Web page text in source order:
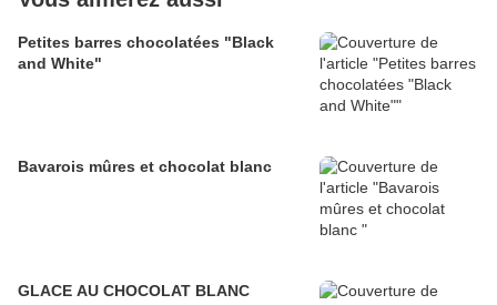
Petites barres chocolatées "Black
and White"
Bavarois mûres et chocolat blanc
GLACE AU CHOCOLAT BLANC